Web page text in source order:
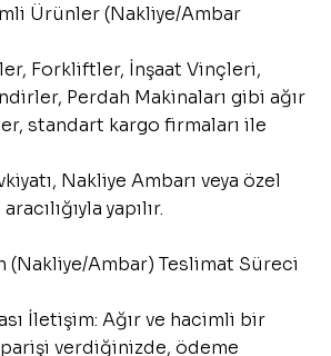
Ürünler (Nakliye/Ambar
Forkliftler, İnşaat Vinçleri,
Perdah Makinaları gibi ağır
standart kargo firmaları ile
Nakliye Ambarı veya özel
yapılır.
(Nakliye/Ambar) Teslimat Süreci
İletişim: Ağır ve hacimli bir
verdiğinizde, ödeme